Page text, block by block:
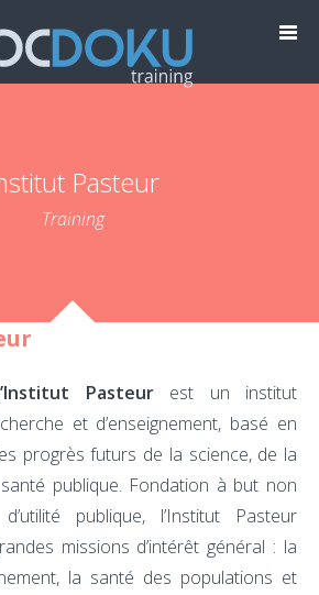
Pasteur
Training
Pasteurest un institut
et d’enseignement, basé en
progrès futurs de la science, de la
publique. Fondation à but non
publique, l’Institut Pasteur
missions d’intérêt général : la
la santé des populations et